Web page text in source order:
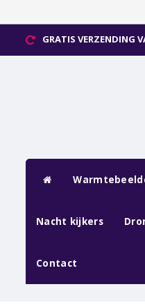
GRATIS VERZENDING
Nacht kijkers
Contact